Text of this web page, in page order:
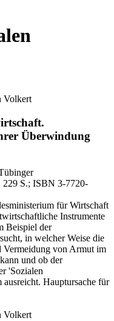
Volkert
Überwindung
S.; ISBN 3-7720-
für Wirtschaft
Instrumente
Beispiel der
in welcher Weise die
von Armut im
und ob der
'Sozialen
Hauptursache für
Volkert